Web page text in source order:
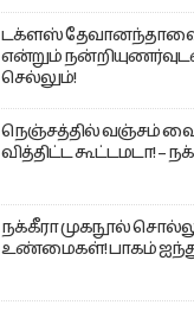
டக்ளஸ் தேவானந்தாவை
என்றும்
செல்லும்!
நெஞ்சத்தில் வஞ்சம்
வித்திட்ட கூட்டமடா! –
நக்கீரா முகநூல்
உண்மைகள்! பாகம்